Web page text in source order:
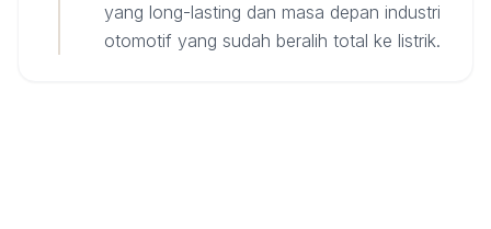
yang long-lasting dan masa depan industri
otomotif yang sudah beralih total ke listrik.